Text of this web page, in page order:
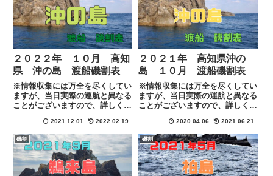
２０２２年 １０月 高知
県 沖の島 渡船磯割表
※情報収集には万全を尽くしてい
ますが、当日実際の運航と異なる
ことがございますので、詳しくは
先にて直接ご確認お願い致しま
す。
2021.12.01 2022.02.19
２０２１年 高知県沖の
島 １０月 渡船磯割表
※情報収集には万全を尽くしてい
ますが、当日実際の運航と異なる
ことがございますので、詳しくは
先にて直接ご確認お願い致しま
す。
MafRakutenWidgetParam=funct
ion() { return{ s...
2020.04.06 2021.06.21
磯割 磯割